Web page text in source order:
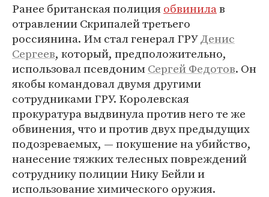
Ранее британская полицияобвинилав
отравлении Скрипалей третьего
россиянина. Им стал генерал ГРУДенис
Сергеев, который, предположительно,
использовал псевдонимСергей Федотов. Он
якобы командовал двумя другими
сотрудниками ГРУ. Королевская
прокуратура выдвинула против него те же
обвинения, что и против двух предыдущих
подозреваемых, — покушение на убийство,
нанесение тяжких телесных повреждений
сотруднику полиции Нику Бейли и
использование химического оружия.